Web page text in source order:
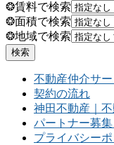
❂賃料で検索
❂面積で検索
❂地域で検索
不動産仲介サー
契約の流れ
神田不動産｜
パートナー募
プライバシー